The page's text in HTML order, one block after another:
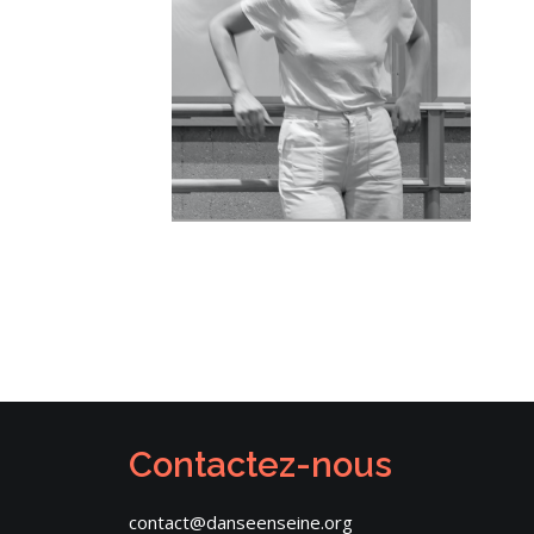
Contactez-nous
contact@danseenseine.org